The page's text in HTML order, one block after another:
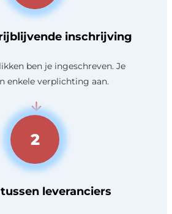
inschrijving
ben je ingeschreven. Je
enkele verplichting aan.
2
leveranciers